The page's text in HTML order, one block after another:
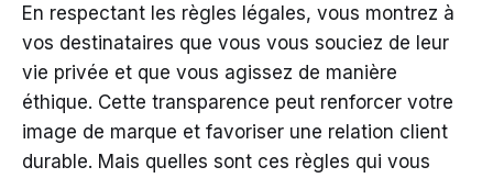
En respectant les règles légales, vous montrez à
vos destinataires que vous vous souciez de leur
vie privée et que vous agissez de manière
éthique. Cette transparence peut renforcer votre
image de marque et favoriser une relation client
durable. Mais quelles sont ces règles qui vous